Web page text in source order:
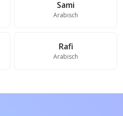
Sami
Arabisch
Rafi
Arabisch